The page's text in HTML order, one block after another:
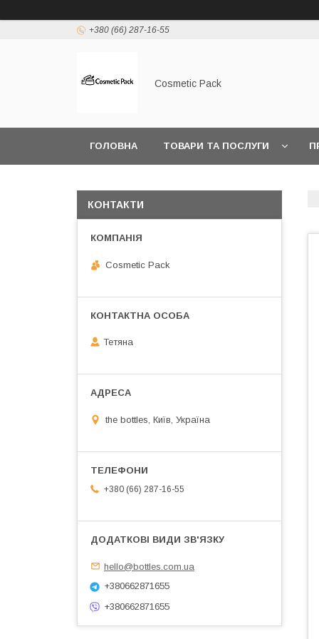
+380 (66) 287-16-55
Cosmetic Pack
ГОЛОВНА ТОВАРИ ТА ПОСЛУГИ
КОНТАКТИ
Cosmetic Pack
Тетяна
the bottles, Київ, Україна
+380 (66) 287-16-55
hello@bottles.com.ua
+380662871655
+380662871655